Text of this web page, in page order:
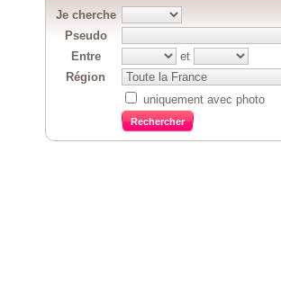
Je cherche
Pseudo
Entre
et
Région
uniquement avec photo